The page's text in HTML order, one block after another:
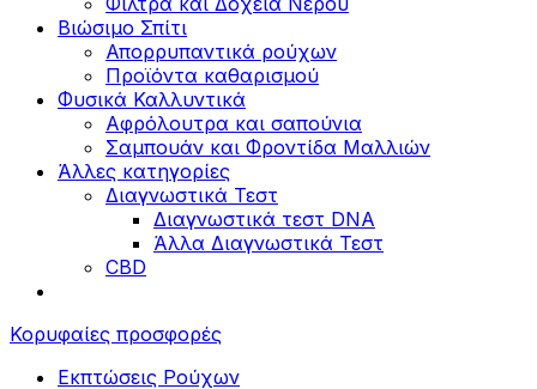
Βιώσιμο Σπίτι
Απορρυπαντικά ρούχων
Προϊόντα καθαρισμού
Φυσικά Καλλυντικά
Αφρόλουτρα και σαπούνια
Σαμπουάν και Φροντίδα Μαλλιών
Άλλες κατηγορίες
Διαγνωστικά Τεστ
Διαγνωστικά τεστ DNA
Άλλα Διαγνωστικά Τεστ
CBD
Κορυφαίες προσφορές
Εκπτώσεις Ρούχων